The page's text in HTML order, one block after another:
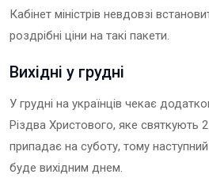
Кабінет міністрів невдовзі
роздрібні ціни на такі пакети.
Вихідні у грудні
У грудні на українців чекає
Різдва Христового, яке святкують
припадає на суботу, тому
буде вихідним днем.